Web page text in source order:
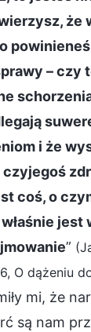
że
– czy
i że
coś, o
jest
”
O dążeniu
mi, że
są nam